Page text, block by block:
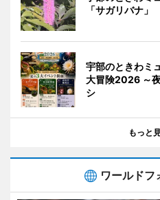
「サガリバナ」
宇部のときわミ
大冒険2026 ～
シ
もっと
ワールドフ